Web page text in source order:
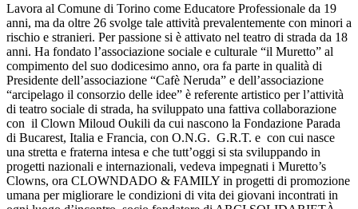
Lavora al Comune di Torino come Educatore Professionale da 19
anni, ma da oltre 26 svolge tale attività prevalentemente con minori a
rischio e stranieri. Per passione si è attivato nel teatro di strada da 18
anni. Ha fondato l’associazione sociale e culturale “il Muretto” al
compimento del suo dodicesimo anno, ora fa parte in qualità di
Presidente dell’associazione “Cafè Neruda” e dell’associazione
“arcipelago il consorzio delle idee” è referente artistico per l’attività
di teatro sociale di strada, ha sviluppato una fattiva collaborazione
con il Clown Miloud Oukili da cui nascono la Fondazione Parada
di Bucarest, Italia e Francia, con O.N.G. G.R.T. e con cui nasce
una stretta e fraterna intesa e che tutt’oggi si sta sviluppando in
progetti nazionali e internazionali, vedeva impegnati i Muretto’s
Clowns, ora CLOWNDADO & FAMILY in progetti di promozione
umana per migliorare le condizioni di vita dei giovani incontrati in